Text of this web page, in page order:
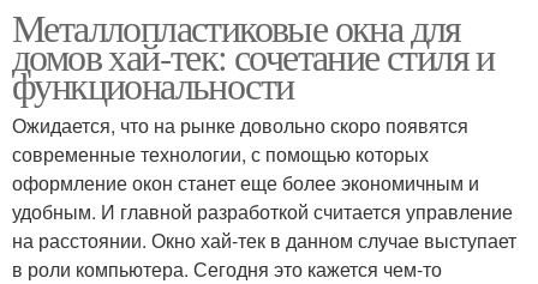
Металлопластиковые окна для
домов хай-тек: сочетание стиля и
функциональности
Ожидается, что на рынке довольно скоро появятся
современные технологии, с помощью которых
оформление окон станет еще более экономичным и
удобным. И главной разработкой считается управление
на расстоянии. Окно хай-тек в данном случае выступает
в роли компьютера. Сегодня это кажется чем-то